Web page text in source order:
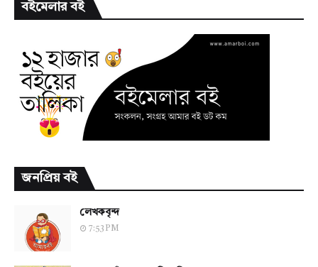
বইমেলার বই
জনপ্রিয় বই
লেখকবৃন্দ
7:53 PM